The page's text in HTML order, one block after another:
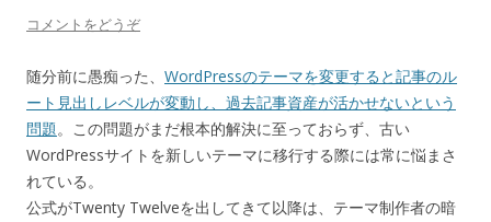
コメントをどうぞ
随分前に愚痴った、 WordPressのテーマを変更すると記事のル
ート見出しレベルが変動し、過去記事資産が活かせないという
問題。この問題がまだ根本的解決に至っておらず、古い
WordPressサイトを新しいテーマに移行する際には常に悩まさ
れている。
公式がTwenty Twelveを出してきて以降は、テーマ制作者の暗